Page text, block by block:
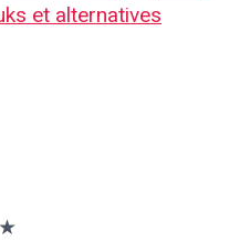
et alternatives